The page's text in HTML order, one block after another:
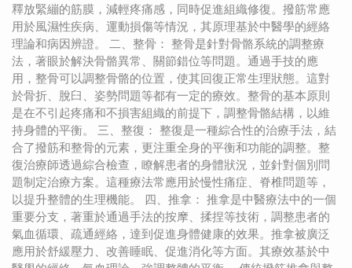
釋放緊繃的筋膜，減輕疼痛感，同時促進組織修復。撥筋常應
用於風濕性疾病、運動損傷等情況，其原理基於中醫學的經絡
理論和病因辨證。 二、整骨： 整骨是針對骨骼系統的調整療
法，著眼於解決骨骼異常、關節錯位等問題。通過手技的應
用，整骨可以調整骨骼的位置，使其回復正常生理狀態。這對
於骨折、脫臼、姿勢問題等都有一定的療效。整骨的基本原則
是在不引起疼痛和不損害組織的前提下，調整骨骼結構，以維
持身體的平衡。 三、整復： 整復是一種綜合性的治療手法，結
合了撥筋和整骨的元素，更注重全身的平衡和功能的調整。整
復治療師透過綜合檢查，瞭解患者的身體狀況，並針對個別問
題制定治療方案。這種療法常應用於慢性痛症、脊椎問題等，
以提升整體的生理機能。 四、推拿： 推拿是中醫療法中的一個
重要分支，著重於通過手法的按摩、揉捏等技術，調整患者的
氣血循環、疏通經絡，達到促進身體健康的效果。推拿被廣泛
應用於舒緩壓力、改善睡眠、促進消化等方面。其療效基於中